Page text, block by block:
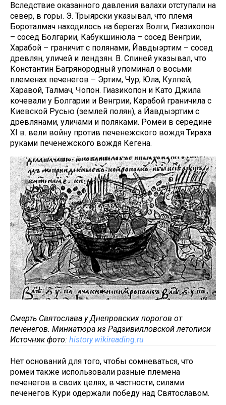
Вследствие оказанного давления валахи отступали на
север, в горы. Э. Трыярски указывал, что племя
Бороталмач находилось на берегах Волги, Гиазихопон
– сосед Болгарии, Кабукшинюла – сосед Венгрии,
Харабой – граничит с полянами, Йавдыэртим – сосед
древлян, уличей и лендзян. В. Спиней указывал, что
Константин Багрянородный упоминал о восьми
племенах печенегов – Эртим, Чур, Юла, Кулпей,
Харавой, Талмач, Чопон. Гиазикопон и Като Джила
кочевали у Болгарии и Венгрии, Карабой граничила с
Киевской Русью (землей полян), а Йавдыэртим с
древлянами, уличами и поляками. Ромеи в середине
ХІ в. вели войну против печенежского вождя Тираха
руками печенежского вождя Кегена.
Смерть Святослава у Днепровских порогов от
печенегов. Миниатюра из Радзивилловской летописи
Источник фото: history.wikireading.ru
Нет оснований для того, чтобы сомневаться, что
ромеи также использовали разные племена
печенегов в своих целях, в частности, силами
печенегов Кури одержали победу над Святославом.